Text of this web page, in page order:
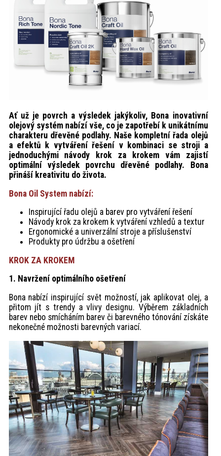
ProfiMag
Kontakt
Ať už je povrch a výsledek jakýkoliv, Bona inovativní
olejový systém nabízí vše, co je zapotřebí k unikátnímu
charakteru dřevěné podlahy. Naše kompletní řada olejů
a efektů k vytváření řešení v kombinaci se stroji a
jednoduchými návody krok za krokem vám zajistí
optimální výsledek povrchu dřevěné podlahy. Bona
přináší kreativitu do života.
Bona Oil System nabízí:
Inspirující řadu olejů a barev pro vytváření řešení
Návody krok za krokem k vytváření vzhledů a textur
Ergonomické a univerzální stroje a příslušenství
Produkty pro údržbu a ošetření
KROK ZA KROKEM
1. Navržení optimálního ošetření
Bona nabízí inspirující svět možností, jak aplikovat olej, a
přitom jít s trendy a vlivy designu. Výběrem základních
barev nebo smícháním barev či barevného tónování získáte
nekonečné možnosti barevných variací.